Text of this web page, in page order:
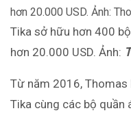
Tika sở hữu hơn 400
hơn 20.000 USD. Ảnh:
Từ năm 2016, Thomas
Tika cùng các bộ quần